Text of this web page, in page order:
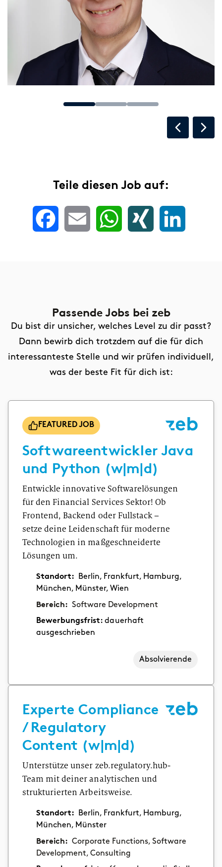
Teile diesen Job auf:
Facebook Email WhatsApp XING
Passende Jobs bei zeb
Du bist dir unsicher, welches Level zu dir passt?
Dann bewirb dich trotzdem auf die für dich
interessanteste Stelle und wir prüfen individuell,
was der beste Fit für dich ist:
FEATURED JOB
Softwareentwickler Java
und Python (w|m|d)
Entwickle innovative Softwarelösungen
für den Financial Services Sektor! Ob
Frontend, Backend oder Fullstack –
setze deine Leidenschaft für moderne
Technologien in maßgeschneiderte
Lösungen um.
Standort:
Berlin, Frankfurt, Hamburg,
München, Münster, Wien
Bereich: Software Development
Bewerbungsfrist:dauerhaft
ausgeschrieben
Absolvierende
Experte Compliance
/ Regulatory
Content (w|m|d)
Unterstütze unser zeb.regulatory.hub-
Team mit deiner analytischen und
strukturierten Arbeitsweise.
Standort:
Berlin, Frankfurt, Hamburg,
München, Münster
Bereich: Corporate Functions, Software
Development, Consulting